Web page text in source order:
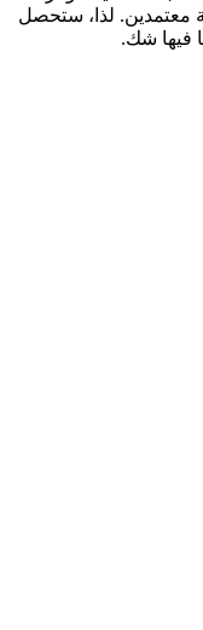
معتمدين. لذا، ستحصل
فيها شك.